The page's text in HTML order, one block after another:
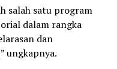
salah satu program
dalam rangka
dan
ungkapnya.